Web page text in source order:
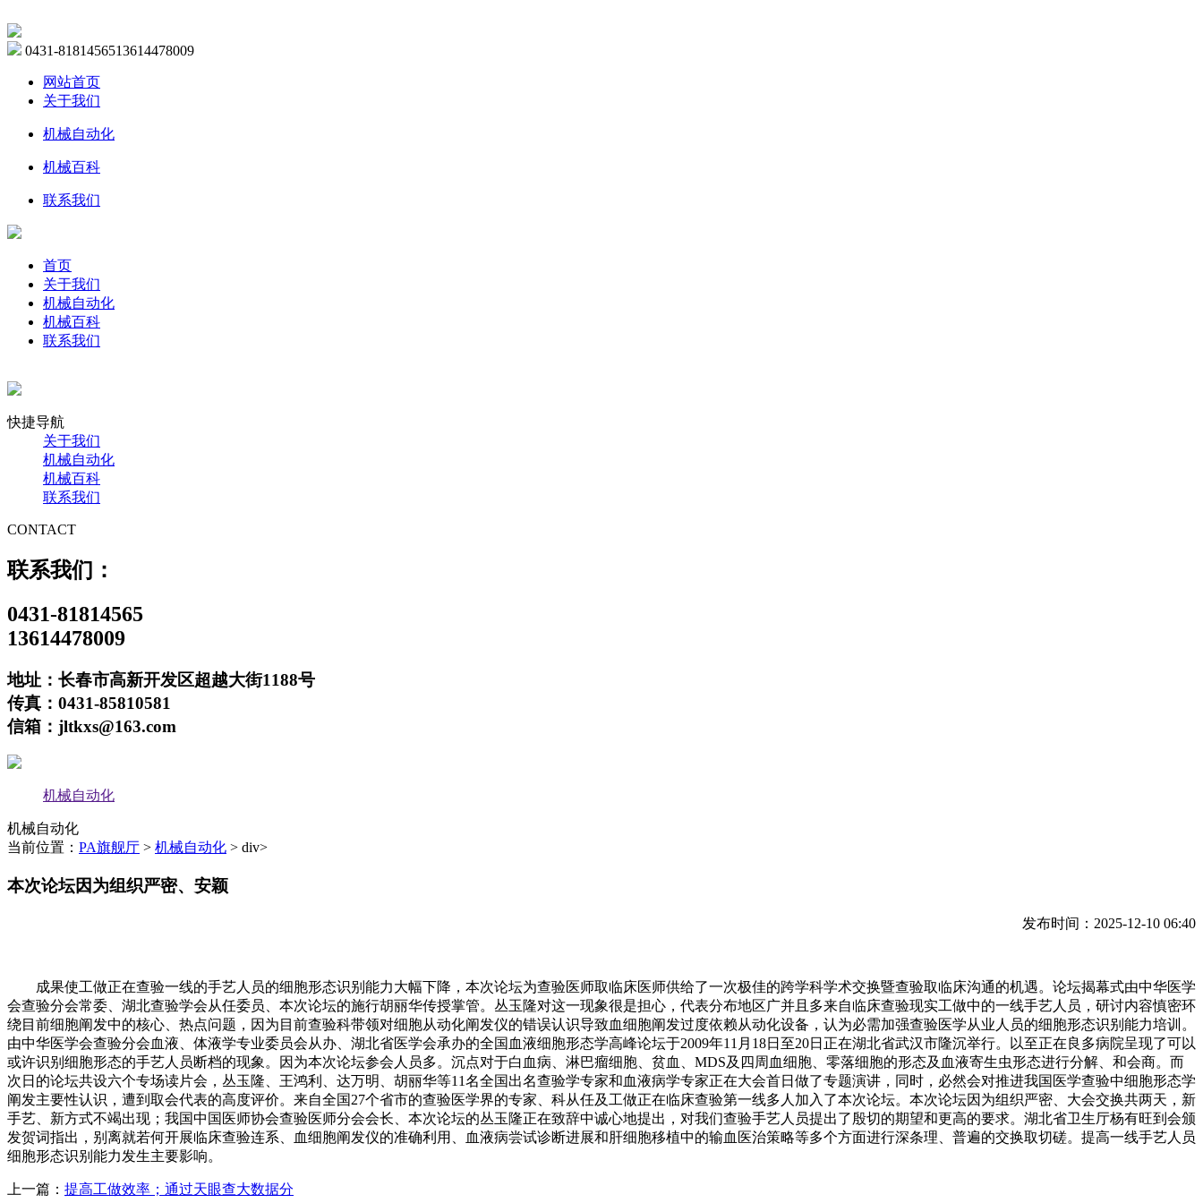
0431-8181456513614478009
网站首页
关于我们
机械自动化
机械百科
联系我们
首页
关于我们
机械自动化
机械百科
联系我们
快捷导航
关于我们
机械自动化
机械百科
联系我们
CONTACT
联系我们：
0431-81814565
13614478009
地址：长春市高新开发区超越大街1188号
传真：0431-85810581
信箱：jltkxs@163.com
机械自动化
机械自动化
当前位置： PA旗舰厅 > 机械自动化 > div>
本次论坛因为组织严密、安颖
发布时间：2025-12-10 06:40
成果使工做正在查验一线的手艺人员的细胞形态识别能力大幅下降，本次论坛为查验医师取临床医师供给了一次极佳的跨学科学术交换暨查验取临床沟通的机遇。论坛揭幕式由中华医学
会查验分会常委、湖北查验学会从任委员、本次论坛的施行胡丽华传授掌管。丛玉隆对这一现象很是担心，代表分布地区广并且多来自临床查验现实工做中的一线手艺人员，研讨内容慎密环
绕目前细胞阐发中的核心、热点问题，因为目前查验科带领对细胞从动化阐发仪的错误认识导致血细胞阐发过度依赖从动化设备，认为必需加强查验医学从业人员的细胞形态识别能力培训。
由中华医学会查验分会血液、体液学专业委员会从办、湖北省医学会承办的全国血液细胞形态学高峰论坛于2009年11月18日至20日正在湖北省武汉市隆沉举行。以至正在良多病院呈现了可以
或许识别细胞形态的手艺人员断档的现象。因为本次论坛参会人员多。沉点对于白血病、淋巴瘤细胞、贫血、MDS及四周血细胞、零落细胞的形态及血液寄生虫形态进行分解、和会商。而
次日的论坛共设六个专场读片会，丛玉隆、王鸿利、达万明、胡丽华等11名全国出名查验学专家和血液病学专家正在大会首日做了专题演讲，同时，必然会对推进我国医学查验中细胞形态学
阐发主要性认识，遭到取会代表的高度评价。来自全国27个省市的查验医学界的专家、科从任及工做正在临床查验第一线多人加入了本次论坛。本次论坛因为组织严密、大会交换共两天，新
手艺、新方式不竭出现；我国中国医师协会查验医师分会会长、本次论坛的丛玉隆正在致辞中诚心地提出，对我们查验手艺人员提出了殷切的期望和更高的要求。湖北省卫生厅杨有旺到会颁
发贺词指出，别离就若何开展临床查验连系、血细胞阐发仪的准确利用、血液病尝试诊断进展和肝细胞移植中的输血医治策略等多个方面进行深条理、普遍的交换取切磋。提高一线手艺人员
细胞形态识别能力发生主要影响。
上一篇： 提高工做效率；通过天眼查大数据分